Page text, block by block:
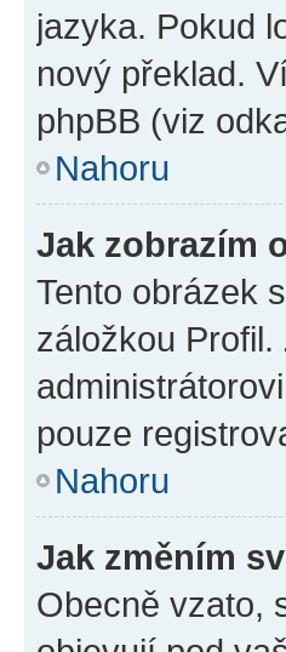
jazyka. Pokud
nový překlad.
phpBB (viz
Nahoru
Jak zobrazím
Tento obrázek
záložkou
pouze
Nahoru
Jak změním
Obecně vzato,